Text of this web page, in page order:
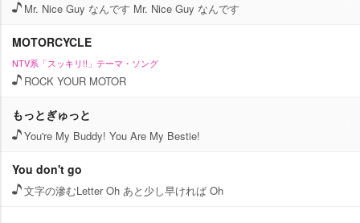
Mr. Nice Guy なんです Mr. Nice Guy なんです
MOTORCYCLE
NTV系「スッキリ!!」テーマ・ソング
ROCK YOUR MOTOR
もっとぎゅっと
You're My Buddy! You Are My Bestie!
You don't go
文字の滲むLetter Oh あと少し早ければ Oh